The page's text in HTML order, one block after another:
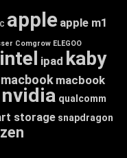
apple apple m1
Comgrow ELEGOO
intel ipad kaby
macbook macbook
nvidia qualcomm
storage snapdragon
zen